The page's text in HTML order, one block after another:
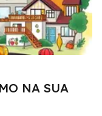
NA SUA